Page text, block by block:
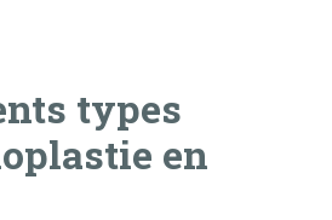
types
en